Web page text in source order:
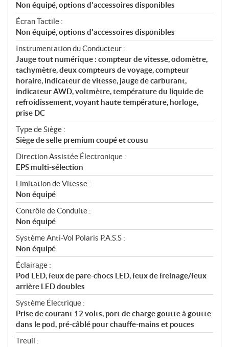
Non équipé, options d'accessoires disponibles
Écran Tactile :
Non équipé, options d'accessoires disponibles
Instrumentation du Conducteur :
Jauge tout numérique : compteur de vitesse, odomètre,
tachymètre, deux compteurs de voyage, compteur
horaire, indicateur de vitesse, jauge de carburant,
indicateur AWD, voltmètre, température du liquide de
refroidissement, voyant haute température, horloge,
prise DC
Type de Siège :
Siège de selle premium coupé et cousu
Direction Assistée Électronique :
EPS multi-sélection
Limitation de Vitesse :
Non équipé
Contrôle de Conduite :
Non équipé
Système Anti-Vol Polaris P.A.S.S :
Non équipé
Éclairage :
Pod LED, feux de pare-chocs LED, feux de freinage/feux
arrière LED doubles
Système Électrique :
Prise de courant 12 volts, port de charge goutte à goutte
dans le pod, pré-câblé pour chauffe-mains et pouces
Treuil :